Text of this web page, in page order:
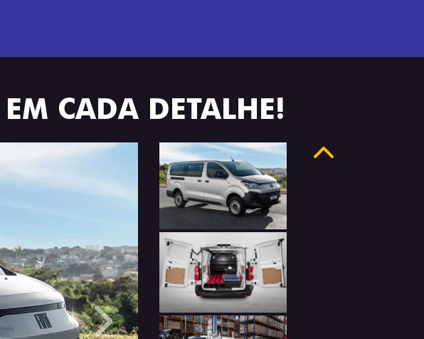
CADA DETALHE!
Próximo
Anterior